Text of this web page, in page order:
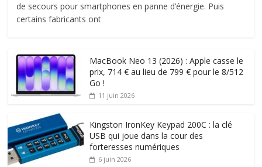
de secours pour smartphones en panne d’énergie. Puis
certains fabricants ont
MacBook Neo 13 (2026) : Apple casse le
prix, 714 € au lieu de 799 € pour le 8/512
Go !
11 juin 2026
Kingston IronKey Keypad 200C : la clé
USB qui joue dans la cour des
forteresses numériques
6 juin 2026